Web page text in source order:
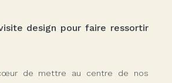
design pour faire ressortir
de mettre au centre de nos